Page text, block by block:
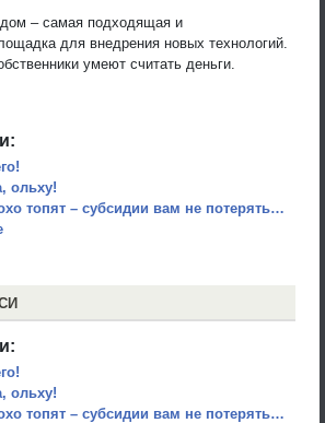
– самая подходящая и
для внедрения новых технологий.
умеют считать деньги.
ольху!
топят – субсидии вам не потерять…
ольху!
топят – субсидии вам не потерять…